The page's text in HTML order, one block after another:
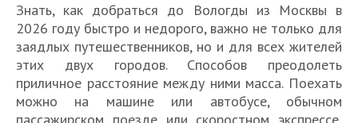
Знать, как добраться до Вологды из Москвы в
2026 году быстро и недорого, важно не только для
заядлых путешественников, но и для всех жителей
этих двух городов. Способов преодолеть
приличное расстояние между ними масса. Поехать
можно на машине или автобусе, обычном